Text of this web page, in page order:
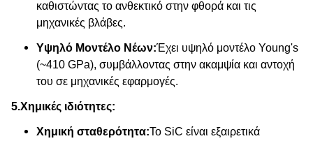
καθιστώντας το ανθεκτικό στην φθορά και τις
μηχανικές βλάβες.
Υψηλό Μοντέλο Νέων:Έχει υψηλό μοντέλο Young's
(~410 GPa), συμβάλλοντας στην ακαμψία και αντοχή
του σε μηχανικές εφαρμογές.
5.Χημικές ιδιότητες:
Χημική σταθερότητα:Το SiC είναι εξαιρετικά